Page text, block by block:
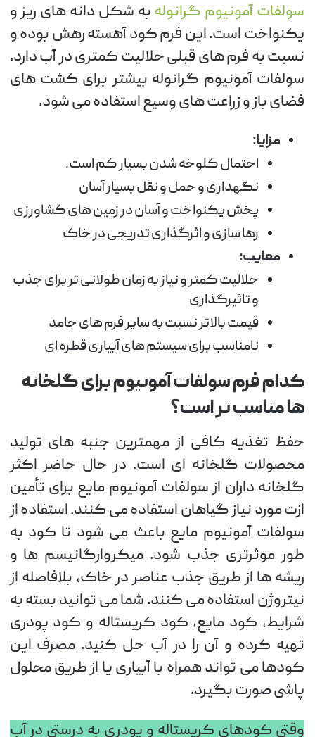
سولفات آمونیوم گرانولهبه شکل دانه های ریز و
یکنواخت است. این فرم کود آهسته رهش بوده و
نسبت به فرم های قبلی حلالیت کمتری در آب دارد.
سولفات آمونیوم گرانوله بیشتر برای کشت های
فضای باز و زراعت های وسیع استفاده می شود.
مزایا:
احتمال کلوخه شدن بسیار کم است.
نگهداری و حمل و نقل بسیار آسان
پخش یکنواخت و آسان در زمین های کشاورزی
رها سازی و اثرگذاری تدریجی در خاک
معایب:
حلالیت کمتر و نیاز به زمان طولانی تر برای جذب
و تاثیرگذاری
قیمت بالاتر نسبت به سایر فرم های جامد
نامناسب برای سیستم های آبیاری قطره ای
کدام فرم سولفات آمونیوم برای گلخانه
ها مناسب تر است؟
حفظ تغذیه کافی از مهمترین جنبه های تولید
محصولات گلخانه ای است. در حال حاضر اکثر
گلخانه داران از سولفات آمونیوم مایع برای تأمین
ازت مورد نیاز گیاهان استفاده می کنند. استفاده از
سولفات آمونیوم مایع باعث می شود تا کود به
طور موثرتری جذب شود. میکروارگانیسم ها و
ریشه ها از طریق جذب عناصر در خاک، بلافاصله از
نیتروژن استفاده می کنند. شما می توانید بسته به
شرایط، کود مایع، کود کریستاله و کود پودری
تهیه کرده و آن را در آب حل کنید. مصرف این
کودها می تواند همراه با آبیاری یا از طریق محلول
پاشی صورت بگیرد.
وقتی کودهای کریستاله و پودری به درستی در آب